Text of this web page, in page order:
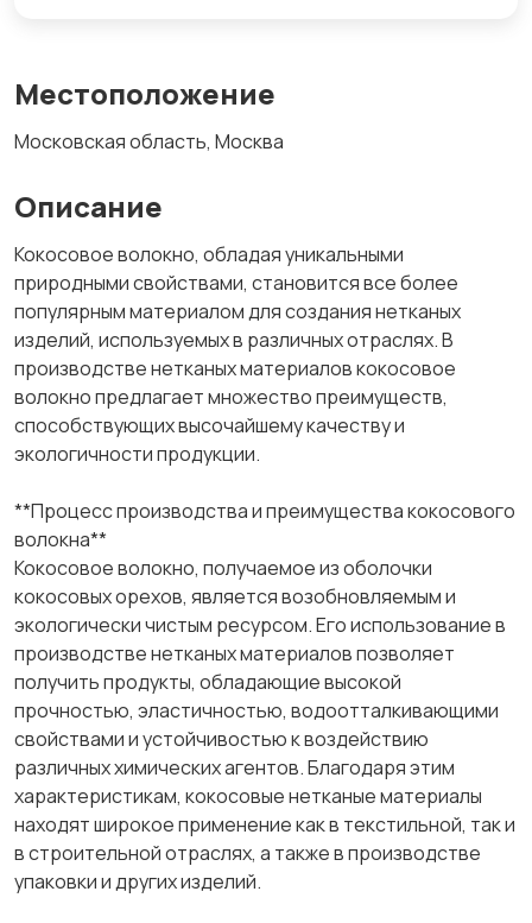
Местоположение
Московская область, Москва
Описание
Кокосовое волокно, обладая уникальными
природными свойствами, становится все более
популярным материалом для создания нетканых
изделий, используемых в различных отраслях. В
производстве нетканых материалов кокосовое
волокно предлагает множество преимуществ,
способствующих высочайшему качеству и
экологичности продукции.
**Процесс производства и преимущества кокосового
волокна**
Кокосовое волокно, получаемое из оболочки
кокосовых орехов, является возобновляемым и
экологически чистым ресурсом. Его использование в
производстве нетканых материалов позволяет
получить продукты, обладающие высокой
прочностью, эластичностью, водоотталкивающими
свойствами и устойчивостью к воздействию
различных химических агентов. Благодаря этим
характеристикам, кокосовые нетканые материалы
находят широкое применение как в текстильной, так и
в строительной отраслях, а также в производстве
упаковки и других изделий.